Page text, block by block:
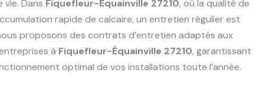
vie. Dans Fiquefleur-Équainville 27210, où la qualité de
rapide de calcaire, un entretien régulier est
proposons des contrats d’entretien adaptés aux
à Fiquefleur-Équainville 27210, garantissant
optimal de vos installations toute l’année.